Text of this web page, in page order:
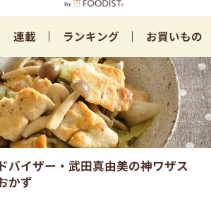
連載 ランキング お買いもの
バイザー・武田真由美の神ワザス
かず